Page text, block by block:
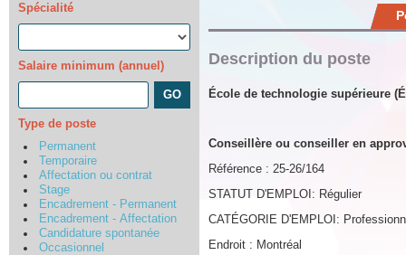
Spécialité
Salaire minimum (annuel)
Type de poste
Permanent
Temporaire
Affectation ou contrat
Stage
Encadrement - Permanent
Encadrement - Affectation
Candidature spontanée
Occasionnel
Description du poste
École de technologie supérieure
Conseillère ou conseiller en
Référence : 25-26/164
STATUT D'EMPLOI: Régulier
CATÉGORIE D'EMPLOI:
Endroit : Montréal